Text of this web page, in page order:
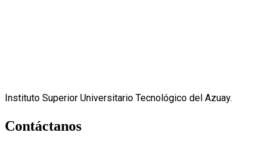
Instituto Superior Universitario Tecnológico del Azuay.
Contáctanos